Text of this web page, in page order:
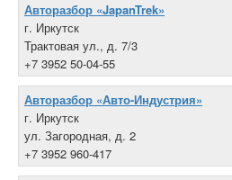
Авторазбор «JapanTrek»
г. Иркутск
Трактовая ул., д. 7/3
+7 3952 50-04-55
Авторазбор «Авто-Индустрия»
г. Иркутск
ул. Загородная, д. 2
+7 3952 960-417